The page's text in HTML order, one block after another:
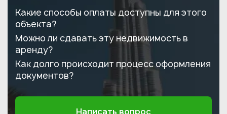
Какие способы оплаты доступны для этого
объекта?
Можно ли сдавать эту недвижимость в
аренду?
Как долго происходит процесс оформления
документов?
Написать вопрос